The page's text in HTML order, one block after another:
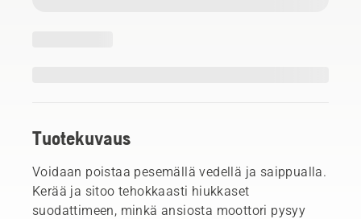
Tuotekuvaus
Voidaan poistaa pesemällä vedellä ja saippualla.
Kerää ja sitoo tehokkaasti hiukkaset
suodattimeen, minkä ansiosta moottori pysyy